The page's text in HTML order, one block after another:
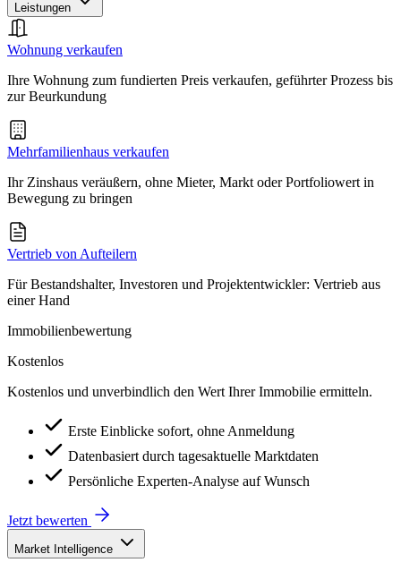
Leistungen
Wohnung verkaufen
Ihre Wohnung zum fundierten Preis verkaufen, geführter Prozess bis
zur Beurkundung
Mehrfamilienhaus verkaufen
Ihr Zinshaus veräußern, ohne Mieter, Markt oder Portfoliowert in
Bewegung zu bringen
Vertrieb von Aufteilern
Für Bestandshalter, Investoren und Projektentwickler: Vertrieb aus
einer Hand
Immobilienbewertung
Kostenlos
Kostenlos und unverbindlich den Wert Ihrer Immobilie ermitteln.
Erste Einblicke sofort, ohne Anmeldung
Datenbasiert durch tagesaktuelle Marktdaten
Persönliche Experten-Analyse auf Wunsch
Jetzt bewerten
Market Intelligence